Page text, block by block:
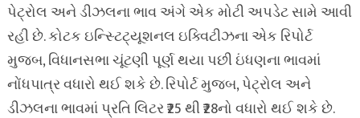
પેટ્રોલ અને ડીઝલના ભાવ અંગે એક મોટી અપડેટ સામે આવી
રહી છે. કોટક ઇન્સ્ટિટ્યૂશનલ ઇક્વિટીઝના એક રિપોર્ટ
મુજબ, વિધાનસભા ચૂંટણી પૂર્ણ થયા પછી ઇંધણના ભાવમાં
નોંધપાત્ર વધારો થઈ શકે છે. રિપોર્ટ મુજબ, પેટ્રોલ અને
ડીઝલના ભાવમાં પ્રતિ લિટર ₹25 થી ₹28નો વધારો થઈ શકે છે.